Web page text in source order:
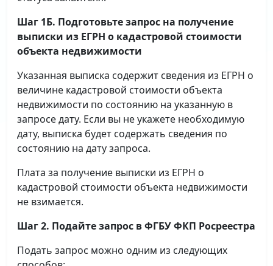
Шаг 1Б. Подготовьте запрос на получение
выписки из ЕГРН о кадастровой стоимости
объекта недвижимости
Указанная выписка содержит сведения из ЕГРН о
величине кадастровой стоимости объекта
недвижимости по состоянию на указанную в
запросе дату. Если вы не укажете необходимую
дату, выписка будет содержать сведения по
состоянию на дату запроса.
Плата за получение выписки из ЕГРН о
кадастровой стоимости объекта недвижимости
не взимается.
Шаг 2. Подайте запрос в ФГБУ ФКП Росреестра
Подать запрос можно одним из следующих